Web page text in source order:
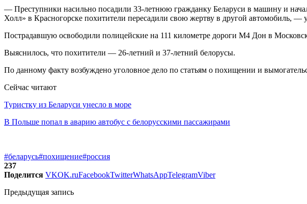
— Преступники насильно посадили 33-летнюю гражданку Беларуси в машину и
Холл» в Красногорске похитители пересадили свою жертву в другой автомобиль, —
Пострадавшую освободили полицейские на 111 километре дороги М4 Дон в
Выяснилось, что похитители — 26-летний и 37-летний белорусы.
По данному факту возбуждено уголовное дело по статьям о похищении и
Сейчас читают
Туристку из Беларуси унесло в море
В Польше попал в аварию автобус с белорусскими пассажирами
#беларусь#похищение#россия
237
Поделится VKOK.ruFacebookTwitterWhatsAppTelegramViber
Предыдущая запись